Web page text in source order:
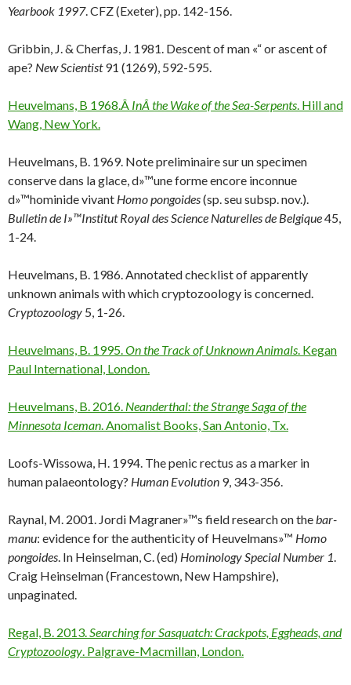
Yearbook 1997. CFZ (Exeter), pp. 142-156.
Gribbin, J. & Cherfas, J. 1981. Descent of man «“ or ascent of
ape? New Scientist91 (1269), 592-595.
Heuvelmans, B 1968.Â InÂ the Wake of the Sea-Serpents. Hill and
Wang, New York.
Heuvelmans, B. 1969. Note preliminaire sur un specimen
conserve dans la glace, d»™une forme encore inconnue
d»™hominide vivant Homo pongoides(sp. seu subsp. nov.).
Bulletin de I»™Institut Royal des Science Naturelles de Belgique45,
1-24.
Heuvelmans, B. 1986. Annotated checklist of apparently
unknown animals with which cryptozoology is concerned.
Cryptozoology 5, 1-26.
Heuvelmans, B. 1995.On the Track of Unknown Animals. Kegan
Paul International, London.
Heuvelmans, B. 2016. Neanderthal: the Strange Saga of the
Minnesota Iceman. Anomalist Books, San Antonio, Tx.
Loofs-Wissowa, H. 1994. The penic rectus as a marker in
human palaeontology? Human Evolution 9, 343-356.
Raynal, M. 2001. Jordi Magraner»™s field research on thebar-
manu: evidence for the authenticity of Heuvelmans»™ Homo
pongoides. In Heinselman, C. (ed) Hominology Special Number 1.
Craig Heinselman (Francestown, New Hampshire),
unpaginated.
Regal, B. 2013.Searching for Sasquatch: Crackpots, Eggheads, and
Cryptozoology. Palgrave-Macmillan, London.